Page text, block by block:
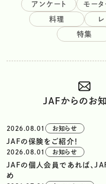
アンケート モータ
料理
特集
JAFからのお
2026.08.01 お知らせ
JAFの保険をご紹介！
2026.08.01 お知らせ
JAFの個人会員であれば、
め